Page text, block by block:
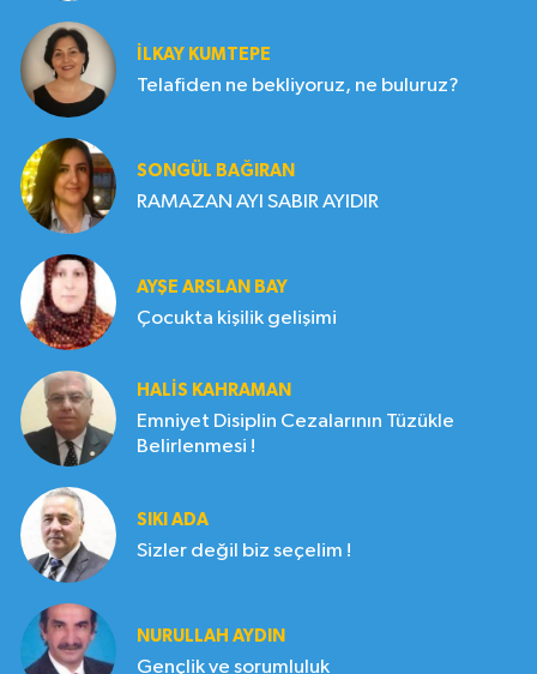
İLKAY KUMTEPE
Telafiden ne bekliyoruz, ne buluruz?
SONGÜL BAĞIRAN
RAMAZAN AYI SABIR AYIDIR
AYŞE ARSLAN BAY
Çocukta kişilik gelişimi
HALIS KAHRAMAN
Emniyet Disiplin Cezalarının Tüzükle
Belirlenmesi !
SIKI ADA
Sizler değil biz seçelim !
NURULLAH AYDIN
Gençlik ve sorumluluk